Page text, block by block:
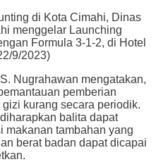
di Kota Cimahi, Dinas
menggelar Launching
Formula 3-1-2, di Hotel
9/2023)
Nugrahawan mengatakan,
pemberian
kurang secara periodik.
balita dapat
makanan tambahan yang
berat badan dapat dicapai